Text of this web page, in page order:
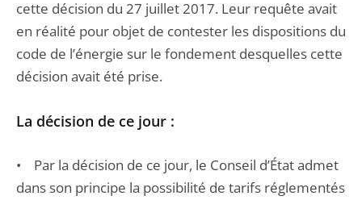
cette décision du 27 juillet 2017. Leur requête avait
en réalité pour objet de contester les dispositions du
code de l’énergie sur le fondement desquelles cette
décision avait été prise.
La décision de ce jour :
• Par la décision de ce jour, le Conseil d’État admet
dans son principe la possibilité de tarifs réglementés